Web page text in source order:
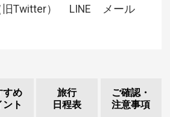
Twitter） LINE メール
すめ
ト
旅行
日程表
ご確認・
注意事項